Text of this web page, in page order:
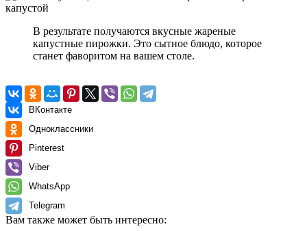
В результате получаются вкусные жареные
капустные пирожки. Это сытное блюдо, которое
станет фаворитом на вашем столе.
ВКонтакте
Одноклассники
Pinterest
Viber
WhatsApp
Telegram
Вам также может быть интересно: